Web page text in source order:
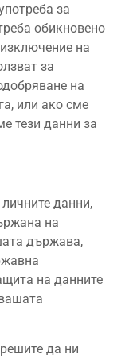
за
обикновено
на
за
на
или ако сме
тези данни за
данни,
на
държава,
на данните
да ни